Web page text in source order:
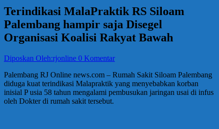
Terindikasi MalaPraktik RS Siloam
Palembang hampir saja Disegel
Organisasi Koalisi Rakyat Bawah
Diposkan Oleh:rjonline 0 Komentar
Palembang RJ Online news.com – Rumah Sakit Siloam Palembang
diduga kuat terindikasi Malapraktik yang menyebabkan korban
inisial P usia 58 tahun mengalami pembusukan jaringan usai di infus
oleh Dokter di rumah sakit tersebut.